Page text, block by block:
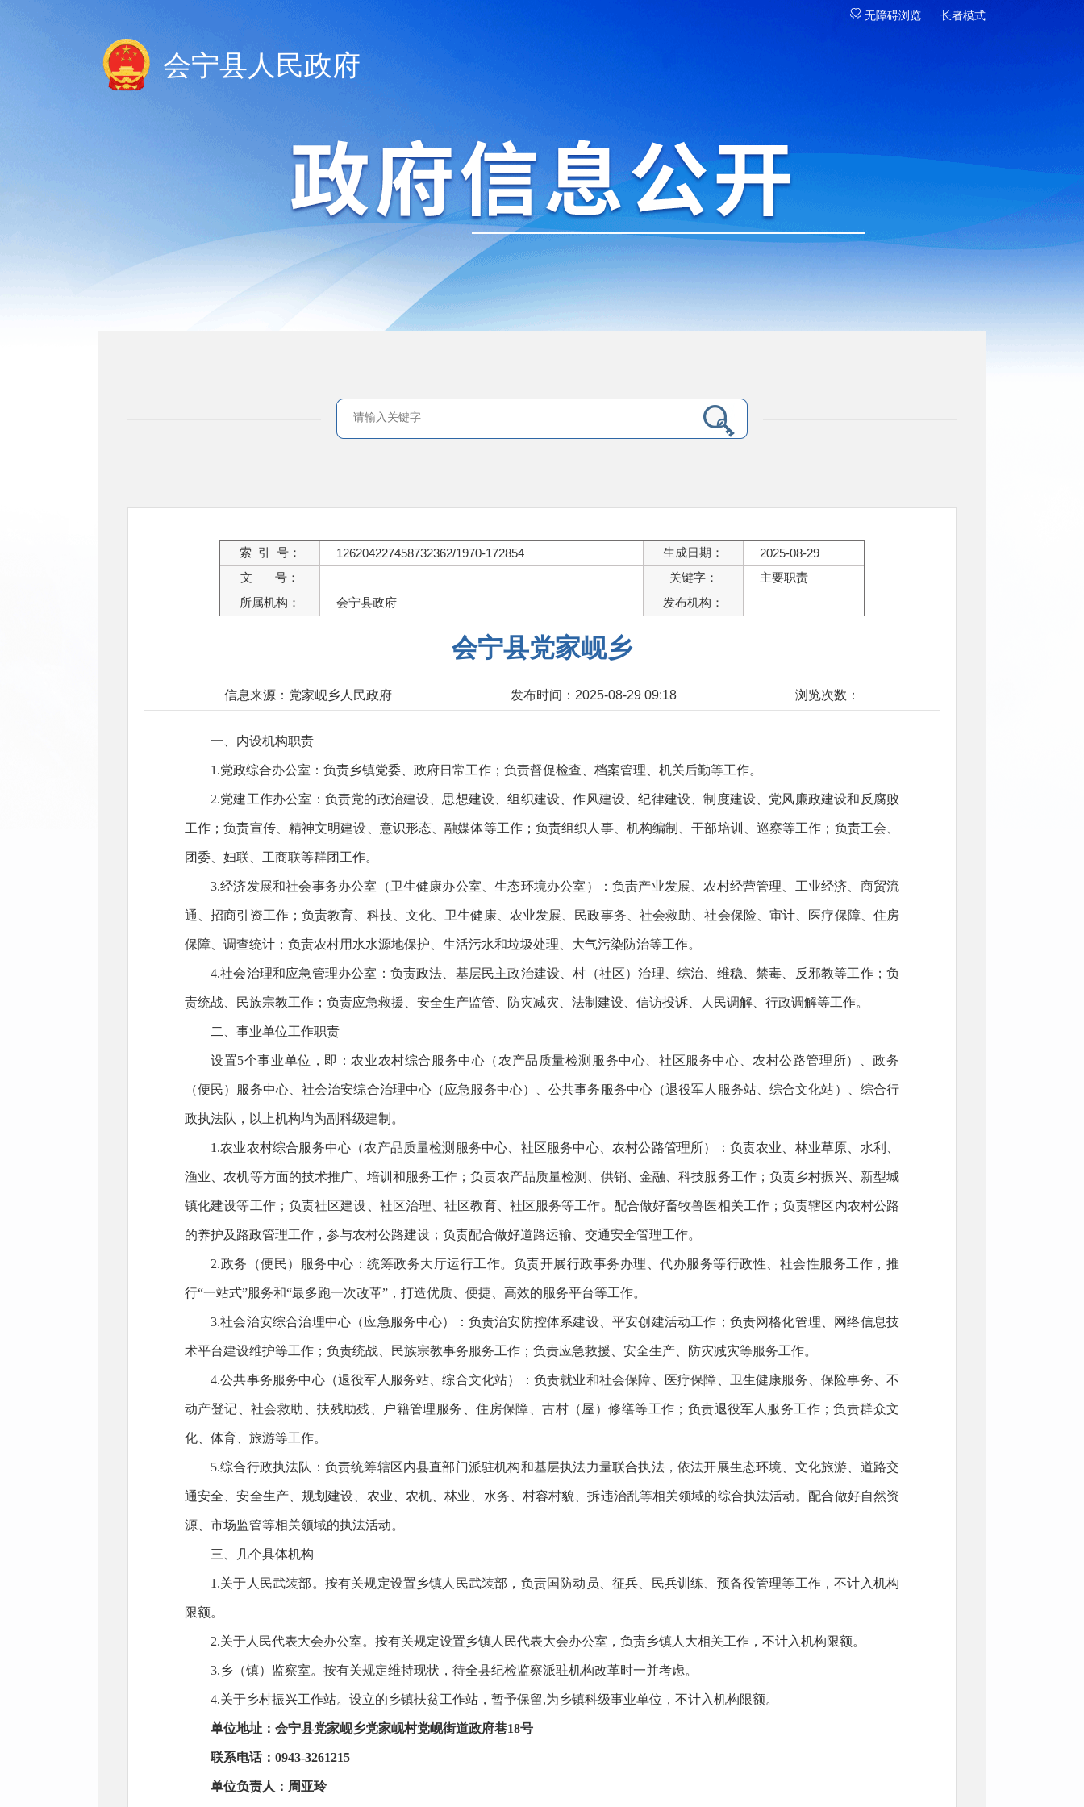
无障碍浏览 长者模式
会宁县人民政府
索 引 号： 126204227458732362/1970-172854 生成日期：
2025-08-29
文 号：
关键字：
主要职责
所属机构：
会宁县政府 发布机构：
会宁县党家岘乡
信息来源：党家岘乡人民政府 发布时间：2025-08-29 09:18 浏览次数：
一、内设机构职责
1.党政综合办公室：负责乡镇党委、政府日常工作；负责督促检查、档案管理、机关后勤等工作。
2.党建工作办公室：负责党的政治建设、思想建设、组织建设、作风建设、纪律建设、制度建设、党风廉政建设和反腐败
工作；负责宣传、精神文明建设、意识形态、融媒体等工作；负责组织人事、机构编制、干部培训、巡察等工作；负责工会、
团委、妇联、工商联等群团工作。
3.经济发展和社会事务办公室（卫生健康办公室、生态环境办公室）：负责产业发展、农村经营管理、工业经济、商贸流
通、招商引资工作；负责教育、科技、文化、卫生健康、农业发展、民政事务、社会救助、社会保险、审计、医疗保障、住房
保障、调查统计；负责农村用水水源地保护、生活污水和垃圾处理、大气污染防治等工作。
4.社会治理和应急管理办公室：负责政法、基层民主政治建设、村（社区）治理、综治、维稳、禁毒、反邪教等工作；负
责统战、民族宗教工作；负责应急救援、安全生产监管、防灾减灾、法制建设、信访投诉、人民调解、行政调解等工作。
二、事业单位工作职责
设置5个事业单位，即：农业农村综合服务中心（农产品质量检测服务中心、社区服务中心、农村公路管理所）、政务
（便民）服务中心、社会治安综合治理中心（应急服务中心）、公共事务服务中心（退役军人服务站、综合文化站）、综合行
政执法队，以上机构均为副科级建制。
1.农业农村综合服务中心（农产品质量检测服务中心、社区服务中心、农村公路管理所）：负责农业、林业草原、水利、
渔业、农机等方面的技术推广、培训和服务工作；负责农产品质量检测、供销、金融、科技服务工作；负责乡村振兴、新型城
镇化建设等工作；负责社区建设、社区治理、社区教育、社区服务等工作。配合做好畜牧兽医相关工作；负责辖区内农村公路
的养护及路政管理工作，参与农村公路建设；负责配合做好道路运输、交通安全管理工作。
2.政务（便民）服务中心：统筹政务大厅运行工作。负责开展行政事务办理、代办服务等行政性、社会性服务工作，推
行“一站式”服务和“最多跑一次改革”，打造优质、便捷、高效的服务平台等工作。
3.社会治安综合治理中心（应急服务中心）：负责治安防控体系建设、平安创建活动工作；负责网格化管理、网络信息技
术平台建设维护等工作；负责统战、民族宗教事务服务工作；负责应急救援、安全生产、防灾减灾等服务工作。
4.公共事务服务中心（退役军人服务站、综合文化站）：负责就业和社会保障、医疗保障、卫生健康服务、保险事务、不
动产登记、社会救助、扶残助残、户籍管理服务、住房保障、古村（屋）修缮等工作；负责退役军人服务工作；负责群众文
化、体育、旅游等工作。
5.综合行政执法队：负责统筹辖区内县直部门派驻机构和基层执法力量联合执法，依法开展生态环境、文化旅游、道路交
通安全、安全生产、规划建设、农业、农机、林业、水务、村容村貌、拆违治乱等相关领域的综合执法活动。配合做好自然资
源、市场监管等相关领域的执法活动。
三、几个具体机构
1.关于人民武装部。按有关规定设置乡镇人民武装部，负责国防动员、征兵、民兵训练、预备役管理等工作，不计入机构
限额。
2.关于人民代表大会办公室。按有关规定设置乡镇人民代表大会办公室，负责乡镇人大相关工作，不计入机构限额。
3.乡（镇）监察室。按有关规定维持现状，待全县纪检监察派驻机构改革时一并考虑。
4.关于乡村振兴工作站。设立的乡镇扶贫工作站，暂予保留,为乡镇科级事业单位，不计入机构限额。
单位地址：会宁县党家岘乡党家岘村党岘街道政府巷18号
联系电话：0943-3261215
单位负责人：周亚玲